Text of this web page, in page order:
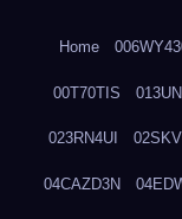
Home
00T70TIS
023RN4UI
04CAZD3N